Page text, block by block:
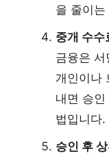
을 줄이
중개 수수
금융은
개인이나
내면 승인
법입니다.
승인 후